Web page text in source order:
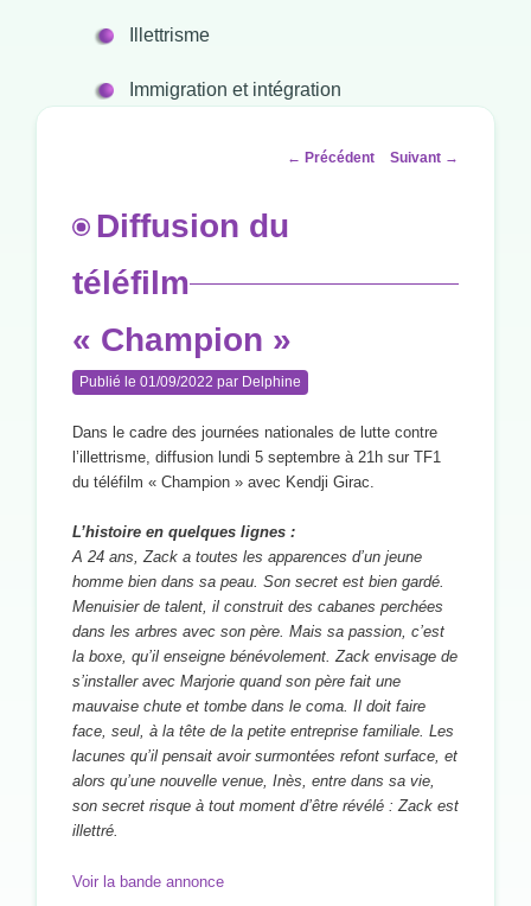
Illettrisme
Immigration et intégration
Navigation
← Précédent Suivant →
Diffusion du
téléfilm
« Champion »
Publié le 01/09/2022 par Delphine
Dans le cadre des journées nationales de lutte contre
l’illettrisme, diffusion lundi 5 septembre à 21h sur TF1
du téléfilm « Champion » avec Kendji Girac.
L’histoire en quelques lignes :
A 24 ans, Zack a toutes les apparences d’un jeune
homme bien dans sa peau. Son secret est bien gardé.
Menuisier de talent, il construit des cabanes perchées
dans les arbres avec son père. Mais sa passion, c’est
la boxe, qu’il enseigne bénévolement. Zack envisage de
s’installer avec Marjorie quand son père fait une
mauvaise chute et tombe dans le coma. Il doit faire
face, seul, à la tête de la petite entreprise familiale. Les
lacunes qu’il pensait avoir surmontées refont surface, et
alors qu’une nouvelle venue, Inès, entre dans sa vie,
son secret risque à tout moment d’être révélé : Zack est
illettré.
Voir la bande annonce